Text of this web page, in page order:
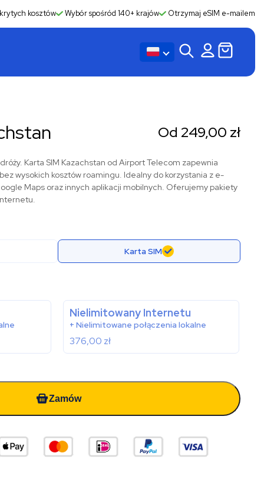
kosztów Wybór spośród 140+ krajów Otrzymaj eSIM e-mailem
Od 249,00 zł
Karta SIM Kazachstan od Airport Telecom zapewnia
wysokich kosztów roamingu. Idealny do korzystania z e-
Maps oraz innych aplikacji mobilnych. Oferujemy pakiety
Karta SIM
Nielimitowany Internetu
+ Nielimitowane połączenia lokalne
376,00 zł
Zamów